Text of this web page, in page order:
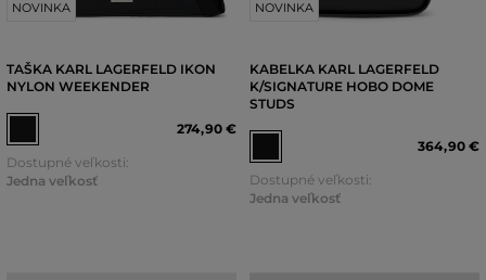
NOVINKA
TAŠKA KARL LAGERFELD IKON
NYLON WEEKENDER
274,90 €
Dostupné veľkosti:
Jedna veľkosť
NOVINKA
KABELKA KARL LAGERFELD
K/SIGNATURE HOBO DOME
STUDS
364,90 €
Dostupné veľkosti:
Jedna veľkosť